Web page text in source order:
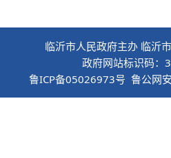
临沂市人民政府主办 临沂
政府网站标识码：
鲁ICP备05026973号 鲁公网